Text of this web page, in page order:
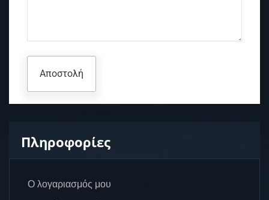
Πληροφορίες
Ο λογαριασμός μου